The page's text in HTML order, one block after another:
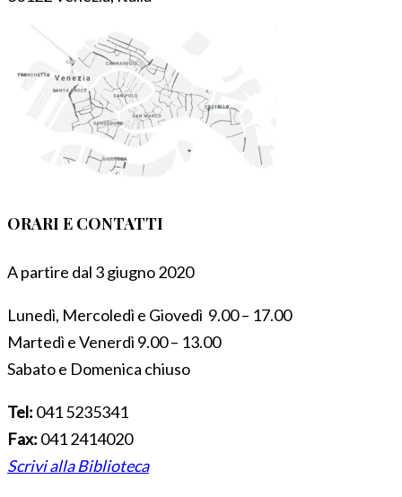
ORARI E CONTATTI
A partire dal 3 giugno 2020
Lunedì, Mercoledì e Giovedì 9.00 – 17.00
Martedì e Venerdì 9.00 – 13.00
Sabato e Domenica chiuso
Tel: 041 5235341
Fax: 041 2414020
Scrivi alla Biblioteca